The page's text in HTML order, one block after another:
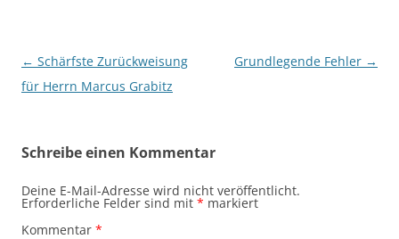
Beitragsnavigation
← Schärfste Zurückweisung
für Herrn Marcus Grabitz
Grundlegende Fehler →
Schreibe einen Kommentar
Deine E-Mail-Adresse wird nicht veröffentlicht.
Erforderliche Felder sind mit * markiert
Kommentar *